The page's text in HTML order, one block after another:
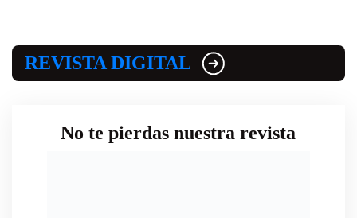
REVISTA DIGITAL
No te pierdas nuestra revista